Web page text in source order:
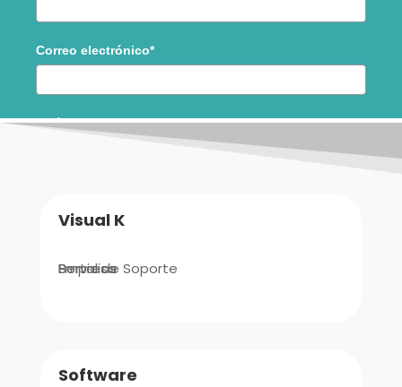
Visual K
Empresa
Portal de Soporte
Servicios
Software